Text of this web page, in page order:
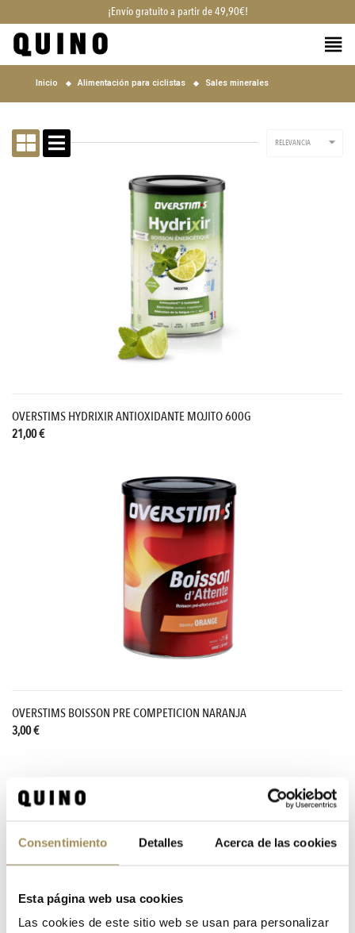
Consentimiento Detalles Acerca de las cookies
Esta página web usa cookies
Las cookies de este sitio web se usan para personalizar
¡Envío gratuito a partir de 49,90€!
Inicio Alimentación para ciclistas Sales minerales
RELEVANCIA 
OVERSTIMS HYDRIXIR ANTIOXIDANTE MOJITO 600G
21,00 €
OVERSTIMS BOISSON PRE COMPETICION NARANJA
3,00 €
¿ Por qué comprar online tus Sales minerales en Quino Bike ?
entrenamientos diarios, en tus competiciones o en tu día a día...¡no busques más has dado con el lugar
ideal!Tenemos todo tipo de sales minerales en cuanto a términos de variedad y calidad ¡si no nos crees
nuestro número de atención al cliente 635434430.